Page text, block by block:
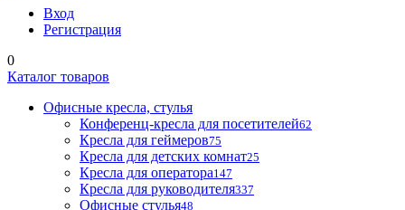
Вход
Регистрация
0
Каталог товаров
Офисные кресла, стулья
Конференц-кресла для посетителей62
Кресла для геймеров75
Кресла для детских комнат25
Кресла для оператора147
Кресла для руководителя337
Офисные стулья48